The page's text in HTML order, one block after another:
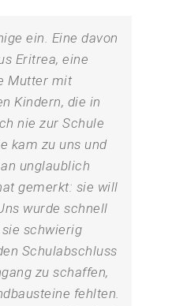
ein. Eine davon
Eritrea, eine
Mutter mit
Kindern, die in
nie zur Schule
kam zu uns und
unglaublich
gemerkt: sie will
wurde schnell
schwierig
Schulabschluss
zu schaffen,
fehlten.